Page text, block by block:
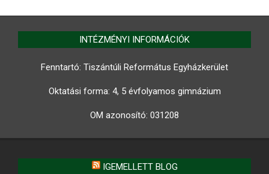
INTÉZMÉNYI INFORMÁCIÓK
Fenntartó: Tiszántúli Református Egyházkerület
Oktatási forma: 4, 5 évfolyamos gimnázium
OM azonosító: 031208
IGEMELLETT BLOG